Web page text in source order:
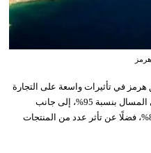
في تأثيرات واسعة على التجارة
العالمية، مع تراجع صادرات الغاز الطبيعي المسال بنسبة 95%، إلى جانب
انخفاض صادرات أسمدة اليوريا بنسبة 83%، فضلًا عن تأثر عدد من المنتجات